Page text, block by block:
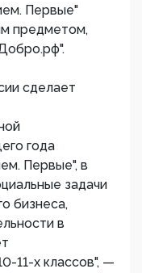
Первые"
предметом,
сделает
года
Первые", в
задачи
бизнеса,
в
11-х классов", —